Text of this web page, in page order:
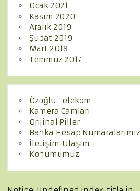
Ocak 2021
Kasım 2020
Aralık 2019
Şubat 2019
Mart 2018
Temmuz 2017
Özoğlu Telekom
Kamera Camları
Orijinal Piller
Banka Hesap Numaralarımız
İletişim-Ulaşım
Konumumuz